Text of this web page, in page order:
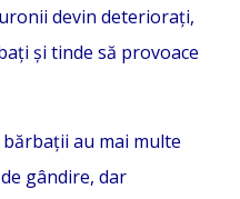
devin deteriorați,
și tinde să provoace
au mai multe
gândire, dar